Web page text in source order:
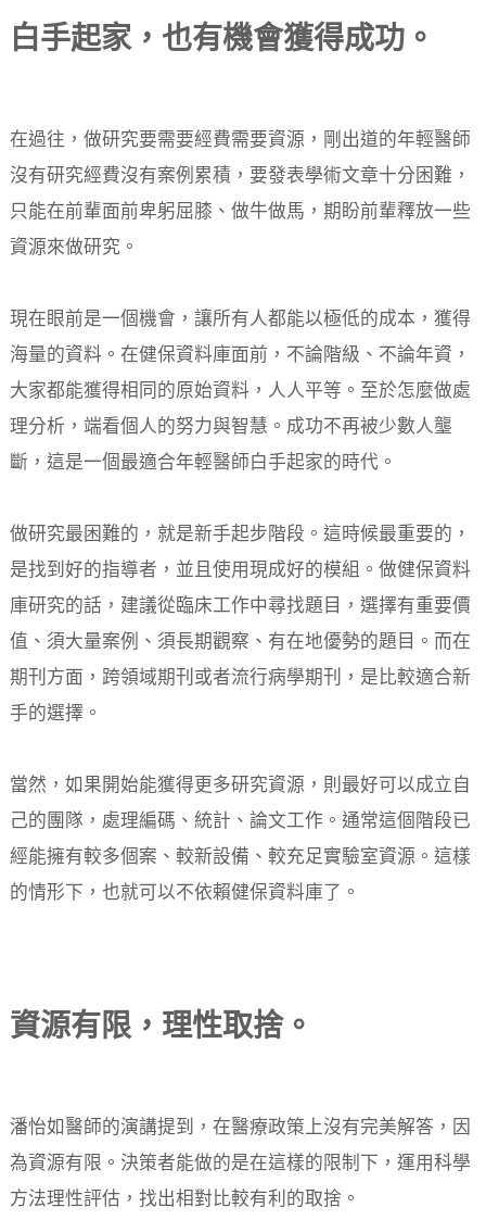
白手起家，也有機會獲得成功。
在過往，做研究要需要經費需要資源，剛出道的年輕醫師
沒有研究經費沒有案例累積，要發表學術文章十分困難，
只能在前輩面前卑躬屈膝、做牛做馬，期盼前輩釋放一些
資源來做研究。
現在眼前是一個機會，讓所有人都能以極低的成本，獲得
海量的資料。在健保資料庫面前，不論階級、不論年資，
大家都能獲得相同的原始資料，人人平等。至於怎麼做處
理分析，端看個人的努力與智慧。成功不再被少數人壟
斷，這是一個最適合年輕醫師白手起家的時代。
做研究最困難的，就是新手起步階段。這時候最重要的，
是找到好的指導者，並且使用現成好的模組。做健保資料
庫研究的話，建議從臨床工作中尋找題目，選擇有重要價
值、須大量案例、須長期觀察、有在地優勢的題目。而在
期刊方面，跨領域期刊或者流行病學期刊，是比較適合新
手的選擇。
當然，如果開始能獲得更多研究資源，則最好可以成立自
己的團隊，處理編碼、統計、論文工作。通常這個階段已
經能擁有較多個案、較新設備、較充足實驗室資源。這樣
的情形下，也就可以不依賴健保資料庫了。
資源有限，理性取捨。
潘怡如醫師的演講提到，在醫療政策上沒有完美解答，因
為資源有限。決策者能做的是在這樣的限制下，運用科學
方法理性評估，找出相對比較有利的取捨。